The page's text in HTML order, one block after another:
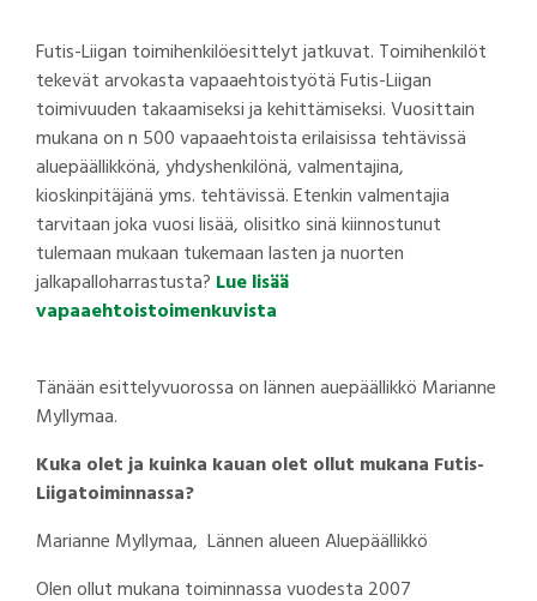
Futis-Liigan toimihenkilöesittelyt jatkuvat. Toimihenkilöt
tekevät arvokasta vapaaehtoistyötä Futis-Liigan
toimivuuden takaamiseksi ja kehittämiseksi. Vuosittain
mukana on n 500 vapaaehtoista erilaisissa tehtävissä
aluepäällikkönä, yhdyshenkilönä, valmentajina,
kioskinpitäjänä yms. tehtävissä. Etenkin valmentajia
tarvitaan joka vuosi lisää, olisitko sinä kiinnostunut
tulemaan mukaan tukemaan lasten ja nuorten
jalkapalloharrastusta? Lue lisää
vapaaehtoistoimenkuvista
Tänään esittelyvuorossa on lännen auepäällikkö Marianne
Myllymaa.
Kuka olet ja kuinka kauan olet ollut mukana Futis-
Liigatoiminnassa?
Marianne Myllymaa, Lännen alueen Aluepäällikkö
Olen ollut mukana toiminnassa vuodesta 2007